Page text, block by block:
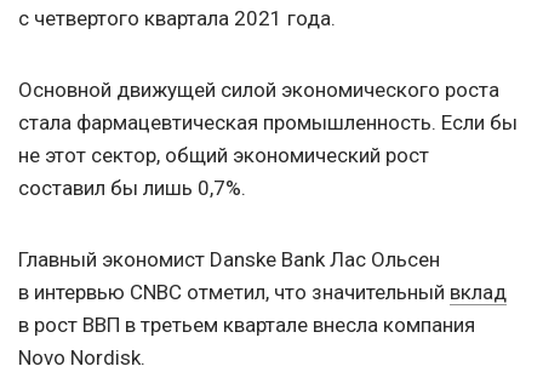
с четвертого квартала 2021 года.
Основной движущей силой экономического роста
стала фармацевтическая промышленность. Если бы
не этот сектор, общий экономический рост
составил бы лишь 0,7%.
Главный экономист Danske Bank Лас Ольсен
в интервью CNBC отметил, что значительный вклад
в рост ВВП в третьем квартале внесла компания
Novo Nordisk.